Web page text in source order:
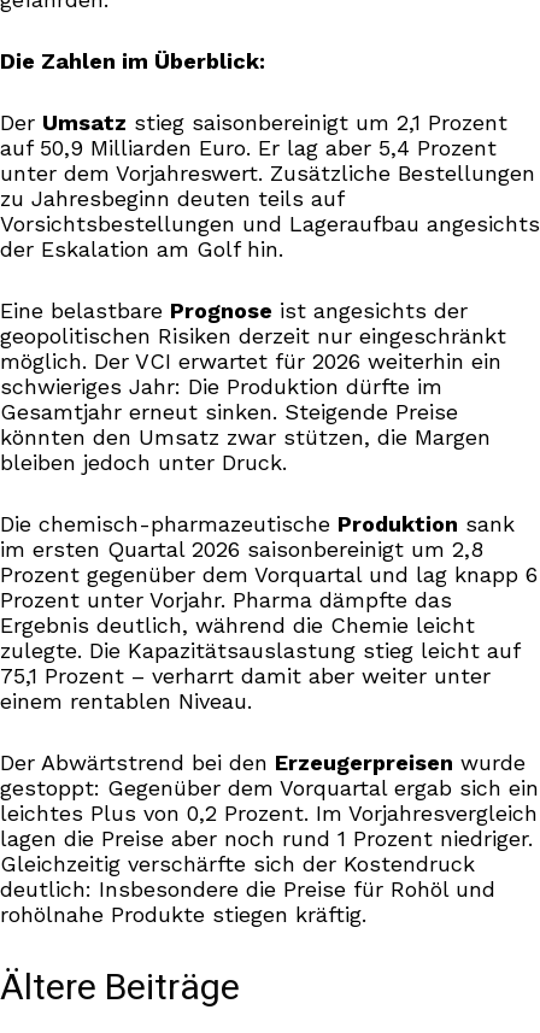
Die Zahlen im Überblick:
Der Umsatz stieg saisonbereinigt um 2,1 Prozent
auf 50,9 Milliarden Euro. Er lag aber 5,4 Prozent
unter dem Vorjahreswert. Zusätzliche Bestellungen
zu Jahresbeginn deuten teils auf
Vorsichtsbestellungen und Lageraufbau angesichts
der Eskalation am Golf hin.
Eine belastbare Prognose ist angesichts der
geopolitischen Risiken derzeit nur eingeschränkt
möglich. Der VCI erwartet für 2026 weiterhin ein
schwieriges Jahr: Die Produktion dürfte im
Gesamtjahr erneut sinken. Steigende Preise
könnten den Umsatz zwar stützen, die Margen
bleiben jedoch unter Druck.
Die chemisch-pharmazeutische Produktion sank
im ersten Quartal 2026 saisonbereinigt um 2,8
Prozent gegenüber dem Vorquartal und lag knapp 6
Prozent unter Vorjahr. Pharma dämpfte das
Ergebnis deutlich, während die Chemie leicht
zulegte. Die Kapazitätsauslastung stieg leicht auf
75,1 Prozent – verharrt damit aber weiter unter
einem rentablen Niveau.
Der Abwärtstrend bei den Erzeugerpreisen wurde
gestoppt: Gegenüber dem Vorquartal ergab sich ein
leichtes Plus von 0,2 Prozent. Im Vorjahresvergleich
lagen die Preise aber noch rund 1 Prozent niedriger.
Gleichzeitig verschärfte sich der Kostendruck
deutlich: Insbesondere die Preise für Rohöl und
rohölnahe Produkte stiegen kräftig.
Ältere Beiträge